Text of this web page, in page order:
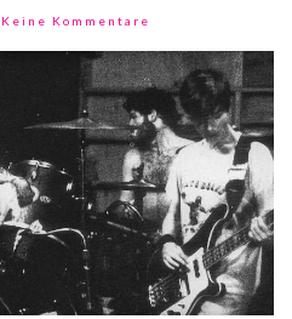
Keine Kommentare